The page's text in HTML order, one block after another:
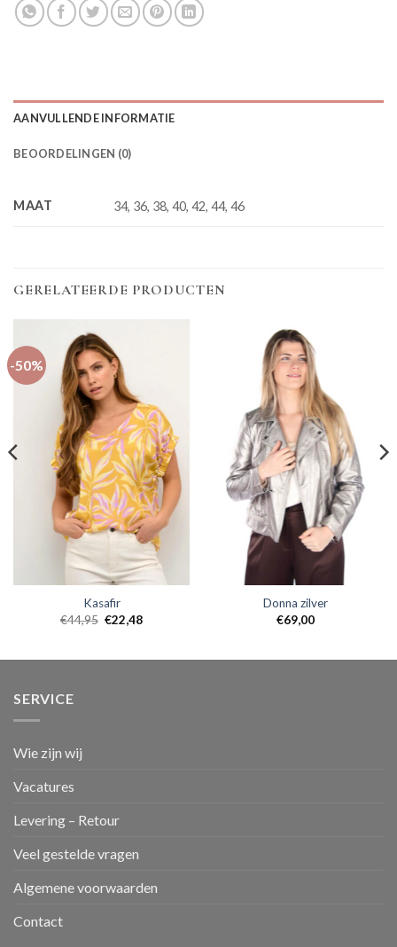
AANVULLENDE INFORMATIE
BEOORDELINGEN (0)
MAAT 34, 36, 38, 40, 42, 44, 46
GERELATEERDE PRODUCTEN
-50%
Kasafir
€44,95 €22,48
Donna zilver
€69,00
SERVICE
Wie zijn wij
Vacatures
Levering – Retour
Veel gestelde vragen
Algemene voorwaarden
Contact